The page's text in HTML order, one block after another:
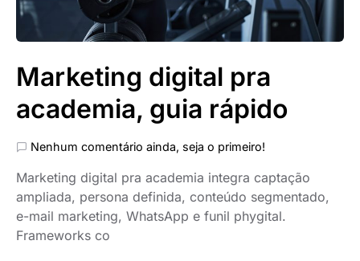
Marketing digital pra
academia, guia rápido
Nenhum comentário ainda, seja o primeiro!
Marketing digital pra academia integra captação
ampliada, persona definida, conteúdo segmentado,
e-mail marketing, WhatsApp e funil phygital.
Frameworks co